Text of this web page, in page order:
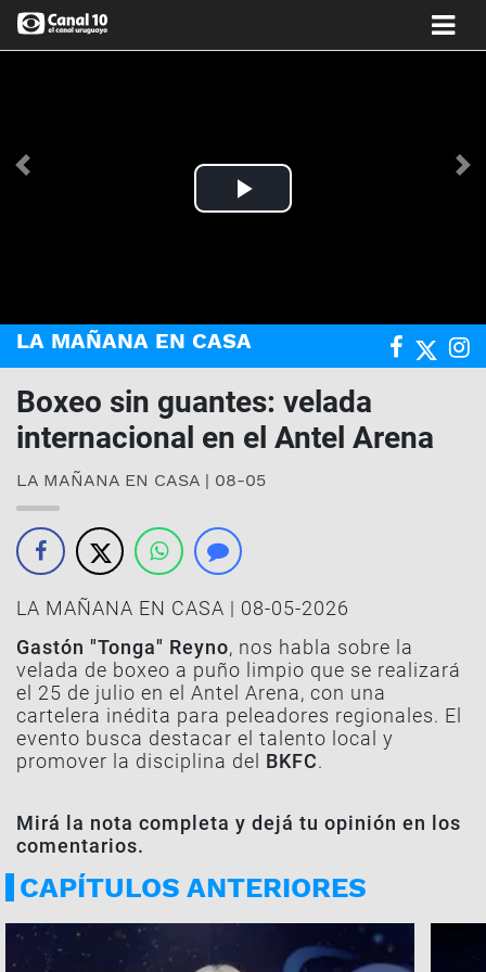
Play
Anterior
LA MAÑANA EN CASA
Boxeo sin guantes: velada
internacional en el Antel Arena
LA MAÑANA EN CASA | 08-05
LA MAÑANA EN CASA | 08-05-2026
Gastón "Tonga" Reyno, nos habla sobre la
velada de boxeo a puño limpio que se realizará
el 25 de julio en el Antel Arena, con una
cartelera inédita para peleadores regionales. El
evento busca destacar el talento local y
promover la disciplina del BKFC.
Mirá la nota completa y dejá tu opinión en los
comentarios.
CAPÍTULOS ANTERIORES